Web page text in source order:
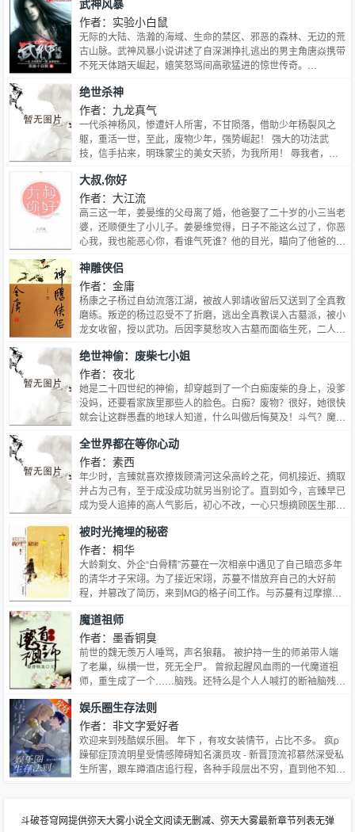
人只合江南老。”你若不归，我不会老去。主角：沈昭昭，沈
策…
武神风暴
作者：实验小白鼠
无际的大陆、浩瀚的海域、生命的禁区、邪恶的森林、无边的荒
古山脉。武神风暴小说讲述了自深渊挣扎逃出的男主角唐焱携带
不死天体踏天崛起，嬉笑怒骂间高歌猛进的惊世传奇。…
绝世杀神
作者：九龙真气
一代杀神杨风，惨遭奸人所害，不甘陨落，借助少年杨裂风之
躯，重活一世，至此，废物少年，强势崛起！ 强大的功法武
技，信手拈来，明珠蒙尘的美女天骄，为我所用！ 辱我者，必
之大，唯我独尊，号令群雄，莫敢不从！
大叔,你好
作者：大江流
高三这一年，姜晏维的父母离了婚，他爸娶了二十岁的小三当老
婆，还顺便生了小儿子。姜晏维觉得，日子不能这么过了，你恶
心我，我也能恶心你，看谁气死谁？他的目光，瞄向了他爸的忘
二病VS腹黑男，年上，狗血小白HE，这是个想玩套路却被套紧
的故事。
神雕侠侣
作者：金庸
杨康之子杨过自幼流落江湖，被故人郭靖收留后又送到了全真教
磨练。叛逆的杨过忍受不了折磨，逃出全真教误入古墓派，被小
龙女收留，授以武功。后因李莫愁攻入古墓而面临生死，二人由
靖等人等难以匹敌，关键时刻，小龙女和杨过无意中卷入纷争，
打败金轮国师。 但好事多磨，杨过与小龙女多次聚散，在经历
了武林大会、襄阳鏖兵，绝情幽谷等等险境，更有十六年的生离
死别，痴情的杨过终于在绝情谷底找到了大难不死的小龙女，二
人重返世间。此时蒙古正调集人马，猛攻襄阳，杨过击败了金轮
首功，战事结束，杨过小龙女告别郭靖等人，带着神雕，悠然远
去。
绝世神偷：废柴七小姐
作者：夜北
她是二十四世纪的神偷，却穿越到了一个白痴废柴的身上，没爹
没妈，还要看家族里那些人的脸色。白痴？废物？很好，她很快
就会让这群愚蠢的地球人知道，什么叫做后悔莫及！斗气？魔
好意思她拿了！不过谁来告诉她，这个坐个马车都晕车狂吐的萌
正太，真的是神兽朱雀？那个寄居在她身体里，跟个大爷一样的
神秘灵魂又是哪位大神？还有为什么别人家的小伙伴都是各种霸
气外露，霸王之气无可比敌。怎么她身边这几只，不是奸商狐狸
男，就是面瘫冰山技术宅，要么就是花心风流鬼，最好的只怕就
全世界都在等你心动
作者：素西
年少时，言臻就喜欢撩拨顾清河这朵高岭之花，伺机接近、摘取
并占为己有，至于成没成功就另当别论了。直到如今，言臻早已
成为受人追捧的高人气影后，初心不改，一心只想摘顾医生那一
性冷情、禁欲洁癖，但善良且温柔，令人着迷。当然她还是不能
让顾医生心动，言臻为此苦恼。只是顾清河不这么想，她天生流
淌着恶魔之血。隶属于黑暗的想法早已想将对方拆吃入骨，她会
杀死任何一个威胁者，让言臻只能属于自己。
被时光掩埋的秘密
作者：桐华
大龄剩女、外企“白骨精”苏蔓在一次相亲中遇见了自己暗恋多年
的清华才子宋翊。为了接近宋翊，苏蔓不惜放弃自己的大好前
程，并篡改了简历，来到MG的格子间工作。与苏蔓有过摩擦的
情。苏蔓把他看成眼中钉，他却在两人一点一滴的交往中对苏蔓
渐生情愫。宋翊不远万里地奔赴美国与苏蔓共度平安夜，两人默
许了爱情。可当苏蔓出差回国时，发现一切都变了，死党麻辣烫
不再是她所认识的那个无牵无挂的女孩儿，而宋翊竟成了麻辣烫
的男朋友……接踵而来的意外降临在苏蔓身上，宋翊、麻辣烫的
的时光中，也许别人是你的秘密，也许你是别人的秘密，可当答
案真的放在眼前时，你，愿意去揭晓吗？
魔道祖师
作者：墨香铜臭
前世的魏无羡万人唾骂，声名狼藉。 被护持一生的师弟带人端
了老巢，纵横一世，死无全尸。 曾掀起腥风血雨的一代魔道祖
师，重生成了一个……脑残。还特么是个人人喊打的断袖脑残！
千军万马，十方恶霸，九州奇侠，高岭之花，但凡化为一抔黄
土，统统收归旗下，为我所用，供我驱策！
娱乐圈生存法则
作者：非文字爱好者
欢迎来到残酷娱乐圈。 年下 ，有攻女装情节，占比不多。 疯p
躁郁症顶流明星受情感障碍知名演员攻 - 新晋顶流祁慕然深受私
生所害，跟车蹲酒店追行程，各种手段层出不穷，直到他不知怎
得她们想要当场脱粉。 这种状态一直维持到剧方官宣那天，女
斗破苍穹网提供弥天大雾小说全文阅读无删减、弥天大雾最新章节列表无弹